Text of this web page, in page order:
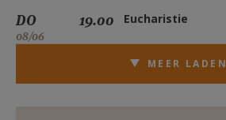
DO
08/06
19.00 Eucharistie
MEER LADEN